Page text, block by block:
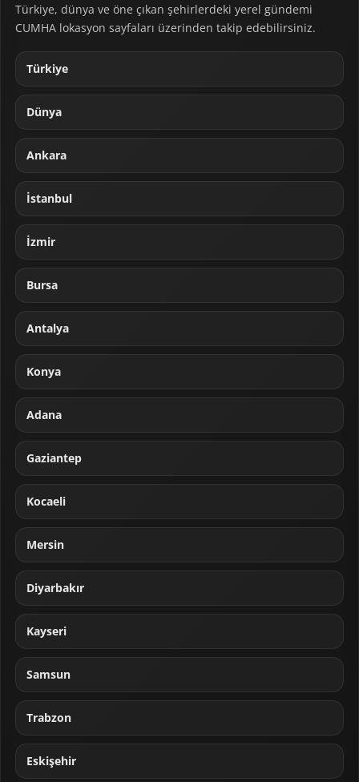
Türkiye, dünya ve öne çıkan şehirlerdeki yerel gündemi
CUMHA lokasyon sayfaları üzerinden takip edebilirsiniz.
Türkiye
Dünya
Ankara
İstanbul
İzmir
Bursa
Antalya
Konya
Adana
Gaziantep
Kocaeli
Mersin
Diyarbakır
Kayseri
Samsun
Trabzon
Eskişehir